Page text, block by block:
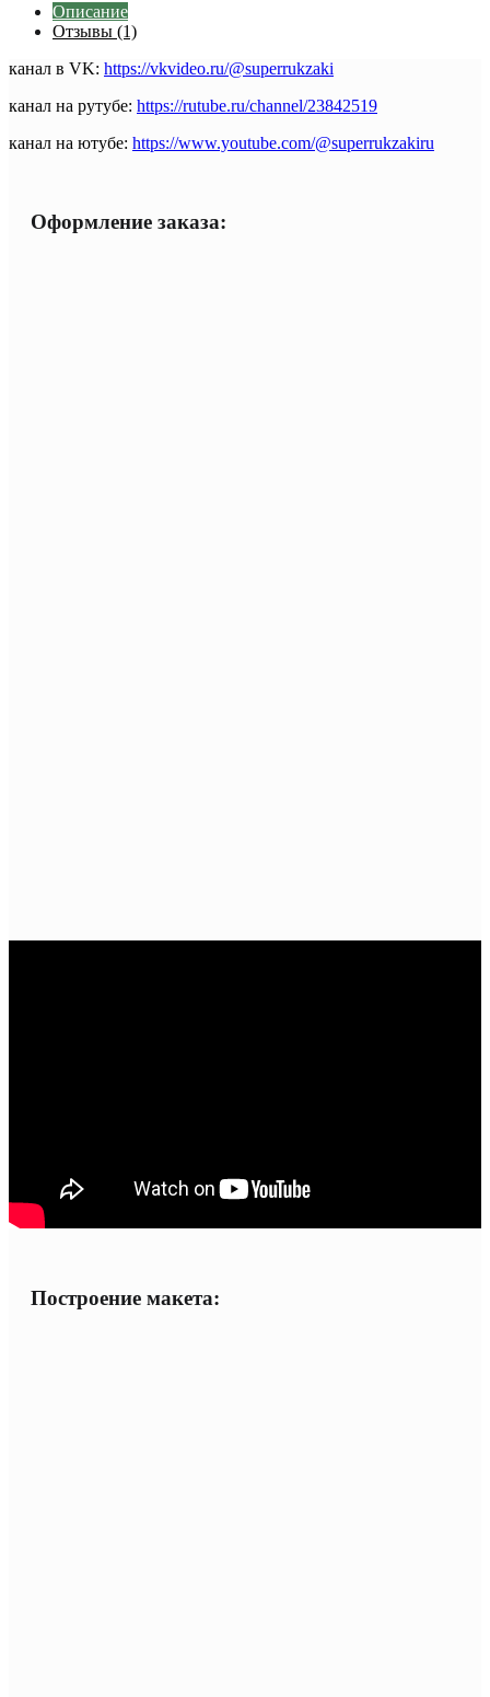
Описание
Отзывы (1)
канал в VK: https://vkvideo.ru/@superrukzaki
канал на рутубе: https://rutube.ru/channel/23842519
канал на ютубе: https://www.youtube.com/@superrukzakiru
Оформление заказа:
Построение макета: